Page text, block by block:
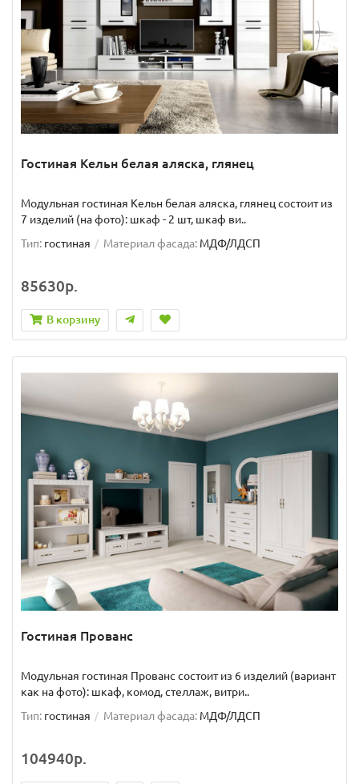
Гостиная Кельн белая аляска, глянец
Модульная гостиная Кельн белая аляска, глянец состоит из
7 изделий (на фото): шкаф - 2 шт, шкаф ви..
Тип: гостиная Материал фасада: МДФ/ЛДСП
85630р.
В корзину
Гостиная Прованс
Модульная гостиная Прованс состоит из 6 изделий (вариант
как на фото): шкаф, комод, стеллаж, витри..
Тип: гостиная Материал фасада: МДФ/ЛДСП
104940р.